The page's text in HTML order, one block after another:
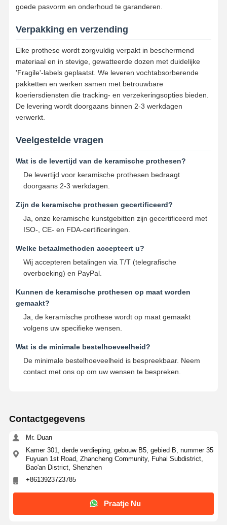
goede pasvorm en onderhoud te garanderen.
Verpakking en verzending
Elke prothese wordt zorgvuldig verpakt in beschermend
materiaal en in stevige, gewatteerde dozen met duidelijke
'Fragile'-labels geplaatst. We leveren vochtabsorberende
pakketten en werken samen met betrouwbare
koeriersdiensten die tracking- en verzekeringsopties bieden.
De levering wordt doorgaans binnen 2-3 werkdagen
verwerkt.
Veelgestelde vragen
Wat is de levertijd van de keramische prothesen?
De levertijd voor keramische prothesen bedraagt ​​
doorgaans 2-3 werkdagen.
Zijn de keramische prothesen gecertificeerd?
Ja, onze keramische kunstgebitten zijn gecertificeerd met
ISO-, CE- en FDA-certificeringen.
Welke betaalmethoden accepteert u?
Wij accepteren betalingen via T/T (telegrafische
overboeking) en PayPal.
Kunnen de keramische prothesen op maat worden
gemaakt?
Ja, de keramische prothese wordt op maat gemaakt
volgens uw specifieke wensen.
Wat is de minimale bestelhoeveelheid?
De minimale bestelhoeveelheid is bespreekbaar. Neem
contact met ons op om uw wensen te bespreken.
Contactgegevens
Mr. Duan
Kamer 301, derde verdieping, gebouw B5, gebied B, nummer 35
Fuyuan 1st Road, Zhancheng Community, Fuhai Subdistrict,
Bao'an District, Shenzhen
+8613923723785
Praatje Nu